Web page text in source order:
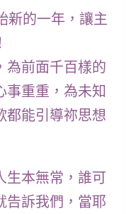
新的一年， 讓主
為前面千百樣的
事重重，為未知
都能引導祢思想
生本無常，誰可
告訴我們，當耶